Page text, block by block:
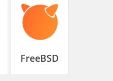
FreeBSD